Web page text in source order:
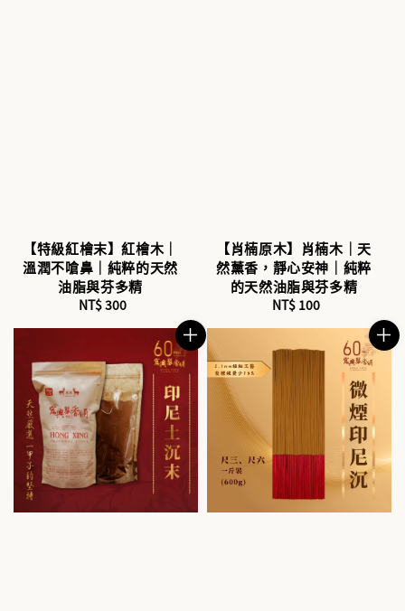
【特級紅檜末】紅檜木｜
溫潤不嗆鼻｜純粹的天然
油脂與芬多精
Regular
NT$ 300
【肖楠原木】肖楠木｜天
然薰香，靜心安神｜純粹
的天然油脂與芬多精
Regular
NT$ 100